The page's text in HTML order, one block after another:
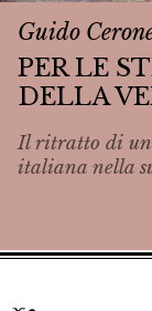
Guido
PER LE
DELLA
Il ritratto di
italiana nella